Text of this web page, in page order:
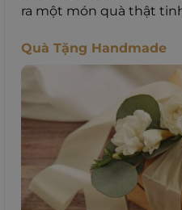
ra một món quà thật
Quà Tặng Handmade